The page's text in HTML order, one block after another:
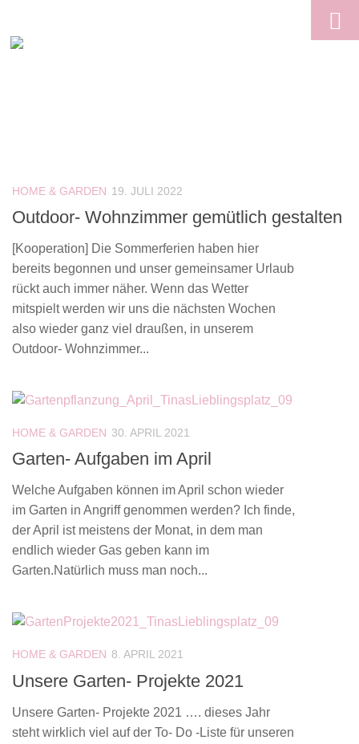
HOME & GARDEN 19. JULI 2022
Outdoor- Wohnzimmer gemütlich gestalten
[Kooperation] Die Sommerferien haben hier
bereits begonnen und unser gemeinsamer Urlaub
rückt auch immer näher. Wenn das Wetter
mitspielt werden wir uns die nächsten Wochen
also wieder ganz viel draußen, in unserem
Outdoor- Wohnzimmer...
HOME & GARDEN 30. APRIL 2021
Garten- Aufgaben im April
Welche Aufgaben können im April schon wieder
im Garten in Angriff genommen werden? Ich finde,
der April ist meistens der Monat, in dem man
endlich wieder Gas geben kann im
Garten.Natürlich muss man noch...
HOME & GARDEN 8. APRIL 2021
Unsere Garten- Projekte 2021
Unsere Garten- Projekte 2021 …. dieses Jahr
steht wirklich viel auf der To- Do -Liste für unseren